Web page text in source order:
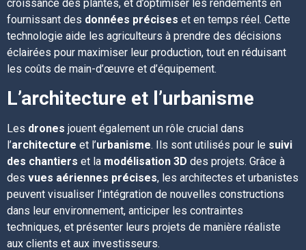
croissance des plantes, et d’optimiser les rendements en
fournissant des données précises et en temps réel. Cette
technologie aide les agriculteurs à prendre des décisions
éclairées pour maximiser leur production, tout en réduisant
les coûts de main-d’œuvre et d’équipement.
L’architecture et l’urbanisme
Les drones jouent également un rôle crucial dans
l’architecture et l’urbanisme. Ils sont utilisés pour le suivi
des chantiers et la modélisation 3D des projets. Grâce à
des vues aériennes précises, les architectes et urbanistes
peuvent visualiser l’intégration de nouvelles constructions
dans leur environnement, anticiper les contraintes
techniques, et présenter leurs projets de manière réaliste
aux clients et aux investisseurs.